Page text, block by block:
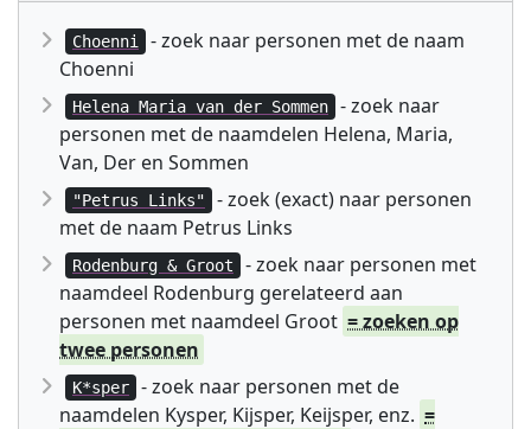
Choenni
- zoek naar personen met de naam
Choenni
Helena Maria van der Sommen
- zoek naar
personen met de naamdelen Helena, Maria,
Van, Der en Sommen
"Petrus Links"
- zoek (exact) naar personen
met de naam Petrus Links
Rodenburg & Groot
- zoek naar personen met
naamdeel Rodenburg gerelateerd aan
personen met naamdeel Groot = zoeken op
twee personen
K*sper
- zoek naar personen met de
naamdelen Kysper, Kijsper, Keijsper, enz. =